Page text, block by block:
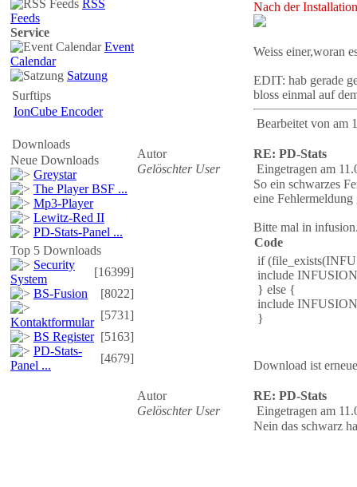
RSS
Feeds
Service
Event
Calendar
Satzung
Surftips
IonCube Encoder
Downloads
Neue Downloads
Greystar
The Player BSF ...
Mp3-Player
Lewitz-Red II
PD-Stats-Panel ...
Top 5 Downloads
Security
System
[16399]
BS-Fusion
[8022]
Kontaktformular
[5731]
BS Register [5163]
PD-Stats-
Panel ...
[4679]
Nach der Installation
Weiss einer,woran
EDIT: hab gerade
bloss einmal auf
Bearbeitet von am
Autor
RE: PD-Stats
Gelöschter User
Eingetragen am
So ein schwarzes
eine Fehlermeldung
Bitte mal in
Code
if
include
} else {
include
}
Download ist
Autor
RE: PD-Stats
Gelöschter User
Eingetragen am
Nein das schwarz